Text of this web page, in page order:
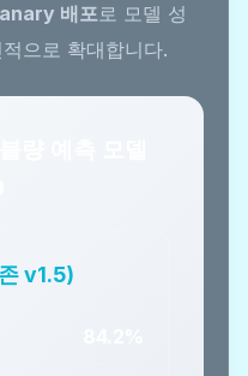
배포로 모델 성
으로 확대합니다.
v1.5)